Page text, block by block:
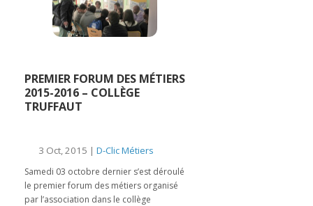
PREMIER FORUM DES MÉTIERS
2015-2016 – COLLÈGE
TRUFFAUT
3 Oct, 2015 | D-Clic Métiers
Samedi 03 octobre dernier s’est déroulé
le premier forum des métiers organisé
par l’association dans le collège